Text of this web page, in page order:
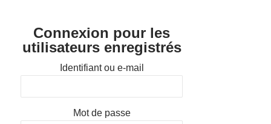
Connexion pour les
utilisateurs enregistrés
Identifiant ou e-mail
Mot de passe